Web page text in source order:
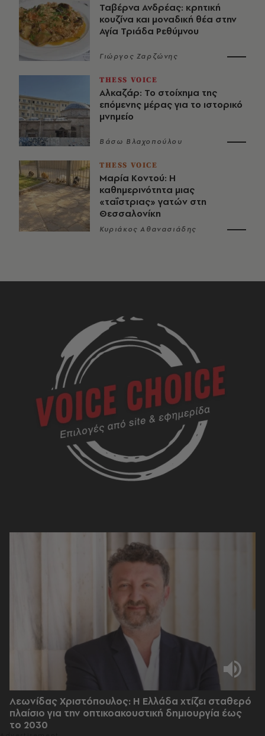
Ταβέρνα Ανδρέας: κρητική
κουζίνα και μοναδική θέα στην
Αγία Τριάδα Ρεθύμνου
Γιώργος Ζαρζώνης
THESS VOICE
Αλκαζάρ: Το στοίχημα της
επόμενης μέρας για το ιστορικό
μνημείο
Βάσω Βλαχοπούλου
THESS VOICE
Μαρία Κοντού: Η
καθημερινότητα μιας
«ταΐστριας» γατών στη
Θεσσαλονίκη
Κυριάκος Αθανασιάδης
Λεωνίδας Χριστόπουλος: Η Ελλάδα χτίζει σταθερό
πλαίσιο για την οπτικοακουστική δημιουργία έως
το 2030